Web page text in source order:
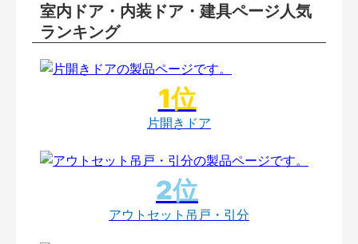
室内ドア・内装ドア・建具ページ人気
ランキング
片開きドア
アウトセット吊戸・引分